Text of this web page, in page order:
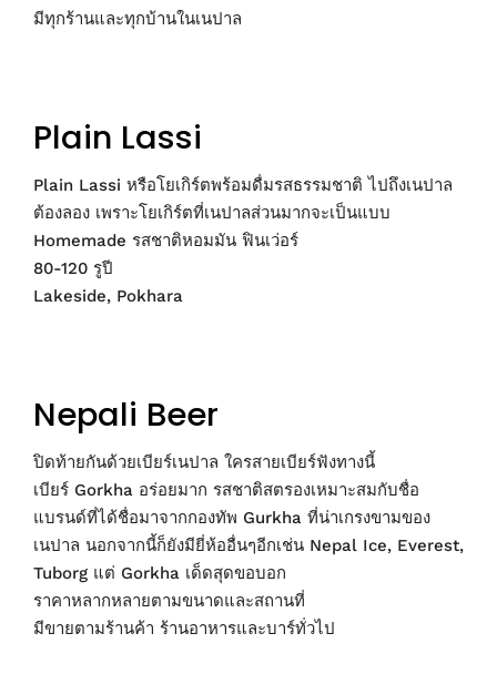
มีทุกร้านและทุกบ้านในเนปาล
Plain Lassi
Plain Lassi หรือโยเกิร์ตพร้อมดื่มรสธรรมชาติ ไปถึงเนปาล
ต้องลอง เพราะโยเกิร์ตที่เนปาลส่วนมากจะเป็นแบบ
Homemade รสชาติหอมมัน ฟินเว่อร์
80-120 รูปี
Lakeside, Pokhara
Nepali Beer
ปิดท้ายกันด้วยเบียร์เนปาล ใครสายเบียร์ฟังทางนี้
เบียร์ Gorkha อร่อยมาก รสชาติสตรองเหมาะสมกับชื่อ
แบรนด์ที่ได้ชื่อมาจากกองทัพ Gurkha ที่น่าเกรงขามของ
เนปาล นอกจากนี้ก็ยังมียี่ห้ออื่นๆอีกเช่น Nepal Ice, Everest,
Tuborg แต่ Gorkha เด็ดสุดขอบอก
ราคาหลากหลายตามขนาดและสถานที่
มีขายตามร้านค้า ร้านอาหารและบาร์ทั่วไป